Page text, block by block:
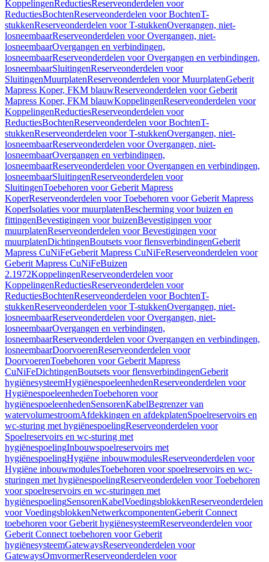
KoppelingenReductiesReserveonderdelen voor
ReductiesBochtenReserveonderdelen voor BochtenT-
stukkenReserveonderdelen voor T-stukkenOvergangen, niet-
losneembaarReserveonderdelen voor Overgangen, niet-
losneembaarOvergangen en verbindingen,
losneembaarReserveonderdelen voor Overgangen en verbindingen,
losneembaarSluitingenReserveonderdelen voor
SluitingenMuurplatenReserveonderdelen voor MuurplatenGeberit
Mapress Koper, FKM blauwReserveonderdelen voor Geberit
Mapress Koper, FKM blauwKoppelingenReserveonderdelen voor
KoppelingenReductiesReserveonderdelen voor
ReductiesBochtenReserveonderdelen voor BochtenT-
stukkenReserveonderdelen voor T-stukkenOvergangen, niet-
losneembaarReserveonderdelen voor Overgangen, niet-
losneembaarOvergangen en verbindingen,
losneembaarReserveonderdelen voor Overgangen en verbindingen,
losneembaarSluitingenReserveonderdelen voor
SluitingenToebehoren voor Geberit Mapress
KoperReserveonderdelen voor Toebehoren voor Geberit Mapress
KoperIsolaties voor muurplatenBescherming voor buizen en
fittingenBevestigingen voor buizenBevestigingen voor
muurplatenReserveonderdelen voor Bevestigingen voor
muurplatenDichtingenBoutsets voor flensverbindingenGeberit
Mapress CuNiFeGeberit Mapress CuNiFeReserveonderdelen voor
Geberit Mapress CuNiFeBuizen
2.1972KoppelingenReserveonderdelen voor
KoppelingenReductiesReserveonderdelen voor
ReductiesBochtenReserveonderdelen voor BochtenT-
stukkenReserveonderdelen voor T-stukkenOvergangen, niet-
losneembaarReserveonderdelen voor Overgangen, niet-
losneembaarOvergangen en verbindingen,
losneembaarReserveonderdelen voor Overgangen en verbindingen,
losneembaarDoorvoerenReserveonderdelen voor
DoorvoerenToebehoren voor Geberit Mapress
CuNiFeDichtingenBoutsets voor flensverbindingenGeberit
hygiënesysteemHygiënespoeleenhedenReserveonderdelen voor
HygiënespoeleenhedenToebehoren voor
hygiënespoeleenhedenSensorenKabelBegrenzer van
watervolumestroomAfdekkingen en afdekplatenSpoelreservoirs en
wc-sturing met hygiënespoelingReserveonderdelen voor
Spoelreservoirs en wc-sturing met
hygiënespoelingInbouwspoelreservoirs met
hygiënespoelingHygiëne inbouwmodulesReserveonderdelen voor
Hygiëne inbouwmodulesToebehoren voor spoelreservoirs en wc-
sturingen met hygiënespoelingReserveonderdelen voor Toebehoren
voor spoelreservoirs en wc-sturingen met
hygiënespoelingSensorenKabelVoedingsblokkenReserveonderdelen
voor VoedingsblokkenNetwerkcomponentenGeberit Connect
toebehoren voor Geberit hygiënesysteemReserveonderdelen voor
Geberit Connect toebehoren voor Geberit
hygiënesysteemGatewaysReserveonderdelen voor
GatewaysOmvormerReserveonderdelen voor